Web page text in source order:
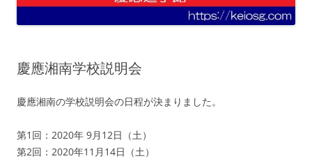
慶應湘南学校説明会
慶應湘南の学校説明会の日程が決まりました。
第1回：2020年 9月12日（土）
第2回：2020年11月14日（土）